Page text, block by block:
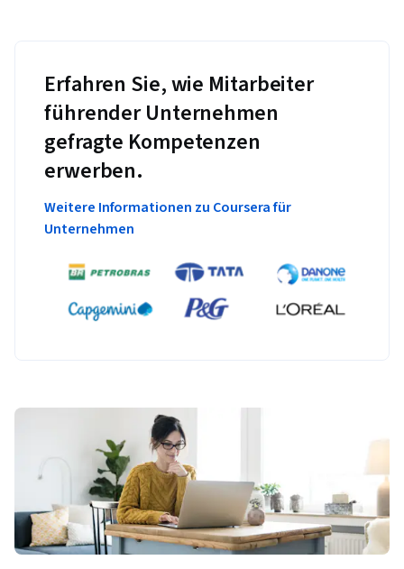
Erfahren Sie, wie Mitarbeiter
führender Unternehmen
gefragte Kompetenzen
erwerben.
Weitere Informationen zu Coursera für
Unternehmen